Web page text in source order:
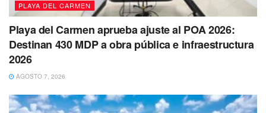
PLAYA DEL CARMEN
Playa del Carmen aprueba ajuste al POA 2026:
Destinan 430 MDP a obra pública e infraestructura
2026
AGOSTO 7, 2026